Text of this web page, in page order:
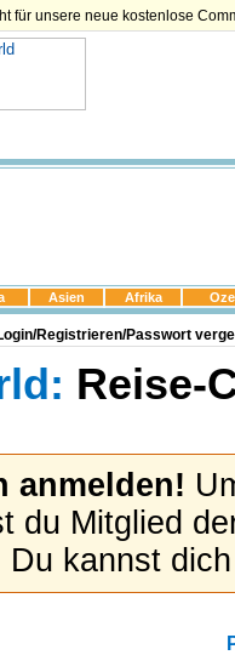
für unsere neue kostenlose
Asien Afrika
Registrieren/Passwort
Reise-
anmelden!
du Mitglied
Du kannst